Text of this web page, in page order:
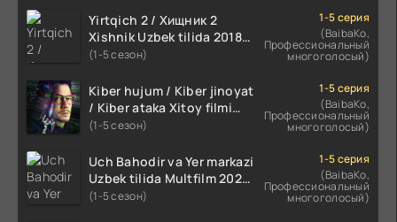
Yirtqich 2 / Хищник 2
Xishnik Uzbek tilida 2018-
2024 O'zbekcha tarjima
(1-5 сезон)
1-5 серия
(BaibaKo,
Профессиональный
многоголосый)
Kiber hujum / Kiber jinoyat
/ Kiber ataka Xitoy filmi
Uzbek tilida O'zbekcha
HD skachat
(1-5 сезон)
1-5 серия
(BaibaKo,
Профессиональный
многоголосый)
Uch Bahodir va Yer markazi
Uzbek tilida Multfilm 2025
tarjima HD skachat
(1-5 сезон)
1-5 серия
(BaibaKo,
Профессиональный
многоголосый)